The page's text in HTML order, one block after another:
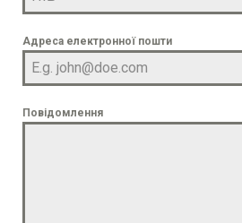
Адреса електронної пошти
Повідомлення